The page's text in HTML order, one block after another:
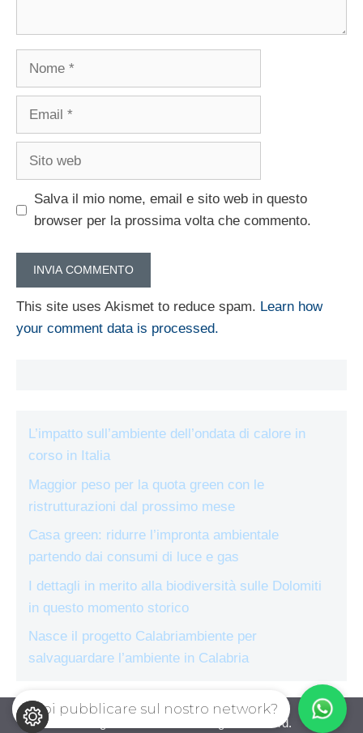
Nome
Email
Sito
Salva il mio nome, email e sito web in questo
browser per la prossima volta che commento.
This site uses Akismet to reduce spam. Learn how
your comment data is processed.
L’impatto sull’ambiente dell’ondata di calore in
corso in Italia
Maggior peso per la quota green con le
ristrutturazioni dal prossimo mese
Casa green: ridurre l’impronta ambientale
partendo dai consumi di luce e gas
I dettagli in merito alla biodiversità sulle Dolomiti
in questo momento storico
Nasce il progetto Calabriambiente per
salvaguardare l’ambiente in Calabria
ecologiae.com © 2026. All right reserverd.
Vuoi pubblicare sul nostro network?